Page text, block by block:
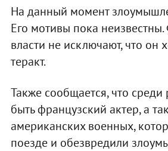
На данный момент
Его мотивы пока
власти не исключают, что он
теракт.
Также сообщается, что
быть французский актер, а
американских военных,
поезде и обезвредили